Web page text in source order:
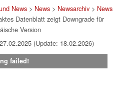
News> News> Newsarchiv> News
Datenblatt zeigt Downgrade für
Version
(Update: 18.02.2026)
failed!